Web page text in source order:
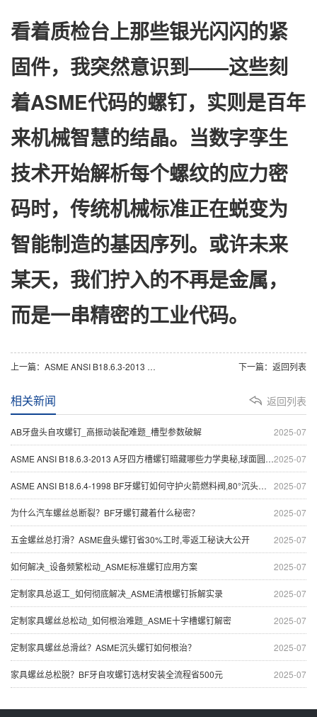
看着质检台上那些银光闪闪的紧
固件，我突然意识到——这些刻
着ASME代码的螺钉，实则是百年
来机械智慧的结晶。当数字孪生
技术开始解析每个螺纹的应力密
码时，传统机械标准正在蜕变为
智能制造的基因序列。或许未来
某天，我们拧入的不再是金属，
而是一串精密的工业代码。
上一篇： ASME ANSI B18.6.3-2013 A牙四方槽螺钉暗藏哪些力学奥秘,球面圆柱头如何制霸汽车制造流水线 下一篇： 返回列表
返回列表
相关新闻
2025-07
AB牙盘头自攻螺钉_高振动装配难题_槽型参数破解
2025-07
ASME ANSI B18.6.3-2013 A牙四方槽螺钉暗藏哪些力学奥秘,球面圆柱头如何制霸汽车制造流水线
2025-07
ASME ANSI B18.6.4-1998 BF牙螺钉如何守护火箭燃料阀,80°沉头破解真空泄漏危机
2025-07
为什么汽车螺丝总断裂？BF牙螺钉藏着什么秘密？
2025-07
五金螺丝总打滑？ASME盘头螺钉省30%工时,零返工秘诀大公开
2025-07
如何解决_设备频繁松动_ASME标准螺钉应用方案
2025-07
定制家具总返工_如何彻底解决_ASME清根螺钉拆解实录
2025-07
定制家具螺丝总松动_如何根治难题_ASME十字槽螺钉解密
2025-07
定制家具螺丝总滑丝？ASME沉头螺钉如何根治？
2025-07
家具螺丝总松脱？BF牙自攻螺钉选材安装全流程省500元